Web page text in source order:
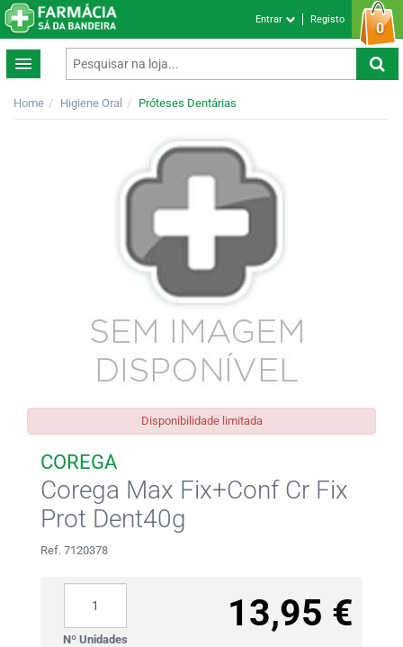
0
Entrar Registo
Home Higiene Oral Próteses Dentárias
Disponibilidade limitada
COREGA
Corega Max Fix+Conf Cr Fix
Prot Dent40g
Ref. 7120378
13,95 €
Nº Unidades